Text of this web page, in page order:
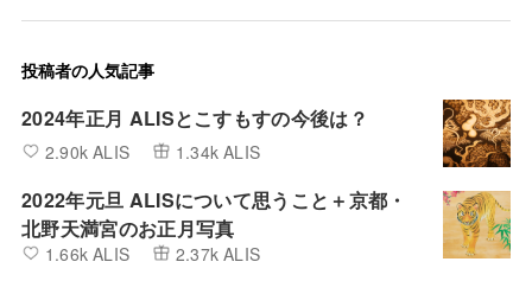
投稿者の人気記事
2024年正月 ALISとこすもすの今後は？
2.90k ALIS 1.34k ALIS
2022年元旦 ALISについて思うこと＋京都・
北野天満宮のお正月写真
1.66k ALIS 2.37k ALIS